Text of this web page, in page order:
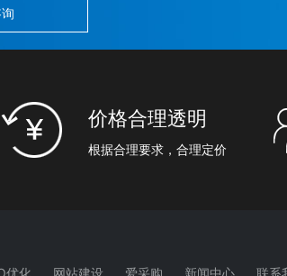
价格合理透明
根据合理要求，合理定价
优化 网站建设 爱采购 新闻中心 联系